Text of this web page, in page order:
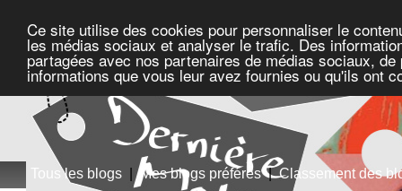
Ce site utilise des cookies pour personnaliser le
les médias sociaux et analyser le trafic. Des
partagées avec nos partenaires de médias sociaux,
informations que vous leur avez fournies ou qu'ils ont
Tous les blogs | Mes blogs préférés|Classement des